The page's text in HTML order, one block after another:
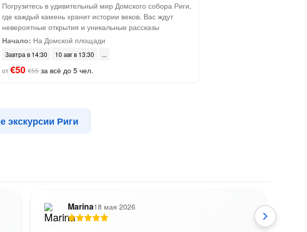
Погрузитесь в удивительный мир Домского собора Риги,
где каждый камень хранит истории веков. Вас ждут
невероятные открытия и уникальные рассказы
Начало: На Домской площади
Завтра в 14:30
10 авг в 13:30
от€50 €55 за всё до 5 чел.
экскурсии Риги
Marina18 мая 2026